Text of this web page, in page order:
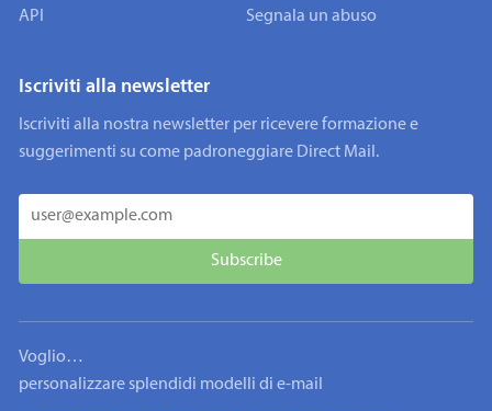
API Segnala un abuso
Iscriviti alla newsletter
Iscriviti alla nostra newsletter per ricevere formazione e
suggerimenti su come padroneggiare Direct Mail.
Voglio…
personalizzare splendidi modelli di e-mail